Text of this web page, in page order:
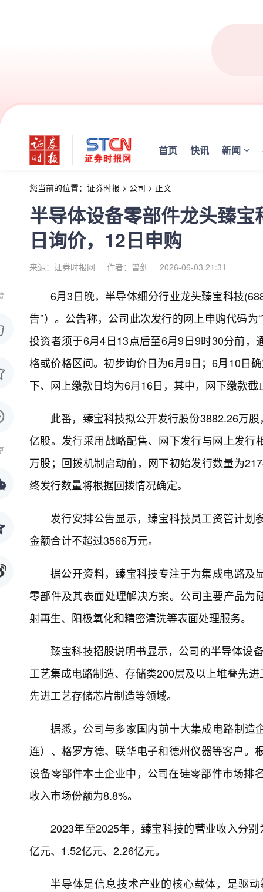
首页 快讯 新闻
您当前的位置： 证券时报 > 公司 > 正文
半导体设备零部件龙头臻
日询价，12日申购
来源：证券时报网 作者：曾剑 2026-06-03 21:31
6月3日晚，半导体细分行业龙头臻宝科技
告”）。公告称，公司此次发行的网上申购代码
投资者须于6月4日13点后至6月9日9时30分前
格或价格区间。初步询价日为6月9日；6月10日
下、网上缴款日均为6月16日，其中，网下缴款
此番，臻宝科技拟公开发行股份3882.26万
亿股。发行采用战略配售、网下发行与网上发
万股；回拨机制启动前，网下初始发行数量为
终发行数量将根据回拨情况确定。
发行安排公告显示，臻宝科技员工资管计
金额合计不超过3566万元。
据公开资料，臻宝科技专注于为集成电路
零部件及其表面处理解决方案。公司主要产品
射再生、阳极氧化和精密清洗等表面处理服务。
臻宝科技招股说明书显示，公司的半导体设
工艺集成电路制造、存储类200层及以上堆叠先
先进工艺存储芯片制造等领域。
据悉，公司与多家国内前十大集成电路制
连）、格罗方德、联华电子和德州仪器等客户。
设备零部件本土企业中，公司在硅零部件市场排
收入市场份额为8.8%。
2023年至2025年，臻宝科技的营业收入分
亿元、1.52亿元、2.26亿元。
半导体是信息技术产业的核心载体，是驱